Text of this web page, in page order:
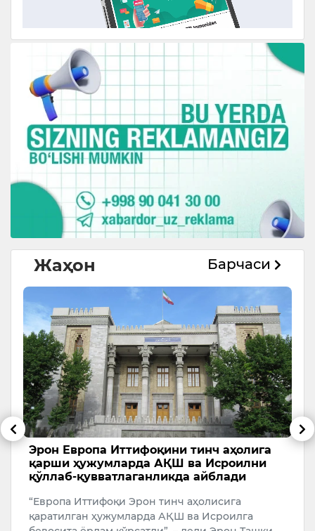
Жаҳон Барчаси
Эрон Европа Иттифоқини тинч аҳолига
қарши ҳужумларда АҚШ ва Исроилни
қўллаб-қувватлаганликда айблади
“Европа Иттифоқи Эрон тинч аҳолисига
қаратилган ҳужумларда АҚШ ва Исроилга